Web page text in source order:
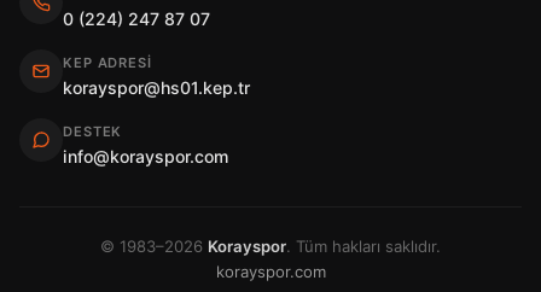
0 (224) 247 87 07
KEP ADRESI
korayspor@hs01.kep.tr
DESTEK
info@korayspor.com
© 1983–2026 Korayspor. Tüm hakları saklıdır.
korayspor.com